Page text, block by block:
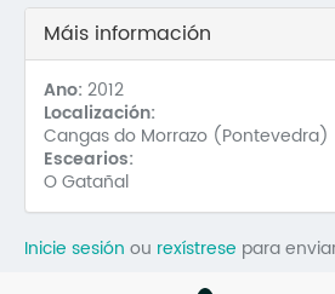
Máis información
Ano: 2012
Localización:
Cangas do Morrazo (Pontevedra)
Escearios:
O Gatañal
Inicie sesión ou rexístrese para